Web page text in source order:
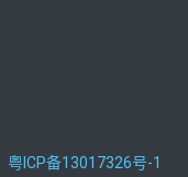
粤ICP备13017326号-1